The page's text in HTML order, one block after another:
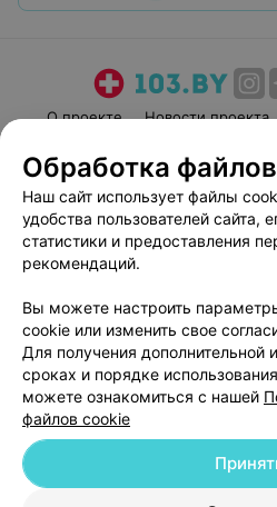
О проекте Новости проекта
Пользовательское
Вакансии
Написать
Персональные
Обработка
© 2026 ООО «Артокс Лаб», УНП
Обработка
Наш сайт использует файлы
удобства пользователей сайта,
статистики и предоставления
рекомендаций.
Вы можете настроить
cookie или изменить свое
Для получения дополнительной
сроках и порядке
можете ознакомиться с нашей
файлов cookie